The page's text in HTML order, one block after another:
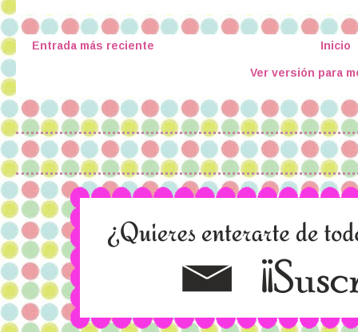
Entrada más reciente Inicio
Ver versión para